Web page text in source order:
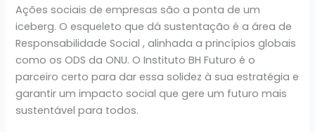
Ações sociais de empresas são a ponta de um
iceberg. O esqueleto que dá sustentação é a área de
Responsabilidade Social , alinhada a princípios globais
como os ODS da ONU. O Instituto BH Futuro é o
parceiro certo para dar essa solidez à sua estratégia e
garantir um impacto social que gere um futuro mais
sustentável para todos.